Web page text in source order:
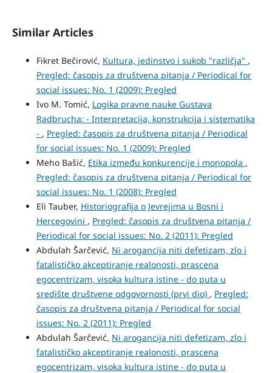
Similar Articles
Fikret Bečirović, Kultura, jedinstvo i sukob "različja" ,
Pregled: časopis za društvena pitanja / Periodical for
social issues: No. 1 (2009): Pregled
Ivo M. Tomić, Logika pravne nauke Gustava
Radbrucha: - Interpretacija, konstrukcija i sistematika
- , Pregled: časopis za društvena pitanja / Periodical
for social issues: No. 1 (2009): Pregled
Meho Bašić, Etika između konkurencije i monopola ,
Pregled: časopis za društvena pitanja / Periodical for
social issues: No. 1 (2008): Pregled
Eli Tauber, Historiografija o Jevrejima u Bosni i
Hercegovini , Pregled: časopis za društvena pitanja /
Periodical for social issues: No. 2 (2011): Pregled
Abdulah Šarčević, Ni arogancija niti defetizam, zlo i
fatalističko akceptiranje realonosti, prascena
egocentrizam, visoka kultura istine - do puta u
središte društvene odgovornosti (prvi dio) , Pregled:
časopis za društvena pitanja / Periodical for social
issues: No. 2 (2011): Pregled
Abdulah Šarčević, Ni arogancija niti defetizam, zlo i
fatalističko akceptiranje realonosti, prascena
egocentrizam, visoka kultura istine - do puta u